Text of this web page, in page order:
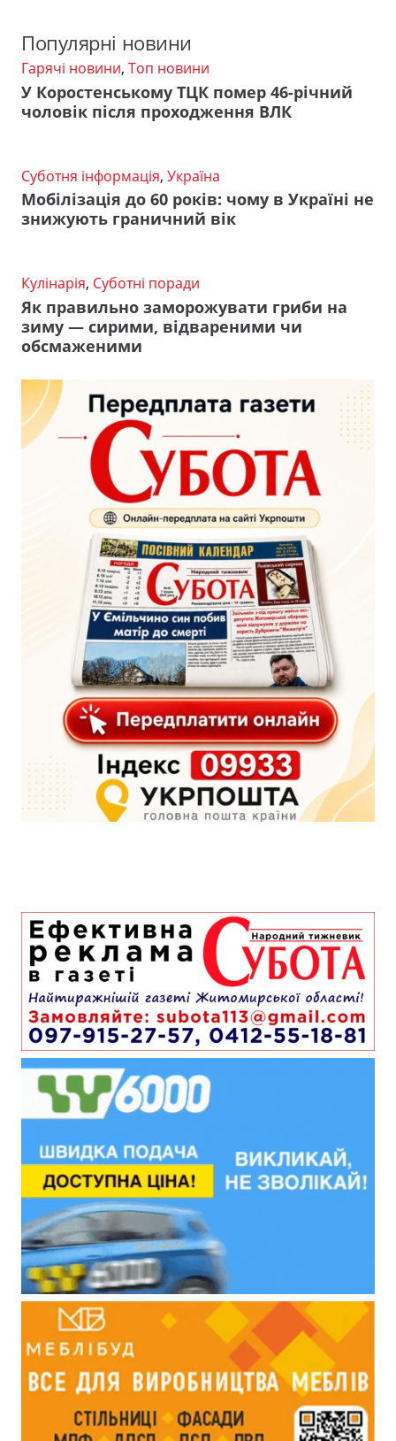
Популярні новини
Гарячі новини, Топ новини
У Коростенському ТЦК помер 46-річний
чоловік після проходження ВЛК
Суботня інформація, Україна
Мобілізація до 60 років: чому в Україні не
знижують граничний вік
Кулінарія, Суботні поради
Як правильно заморожувати гриби на
зиму — сирими, відвареними чи
обсмаженими